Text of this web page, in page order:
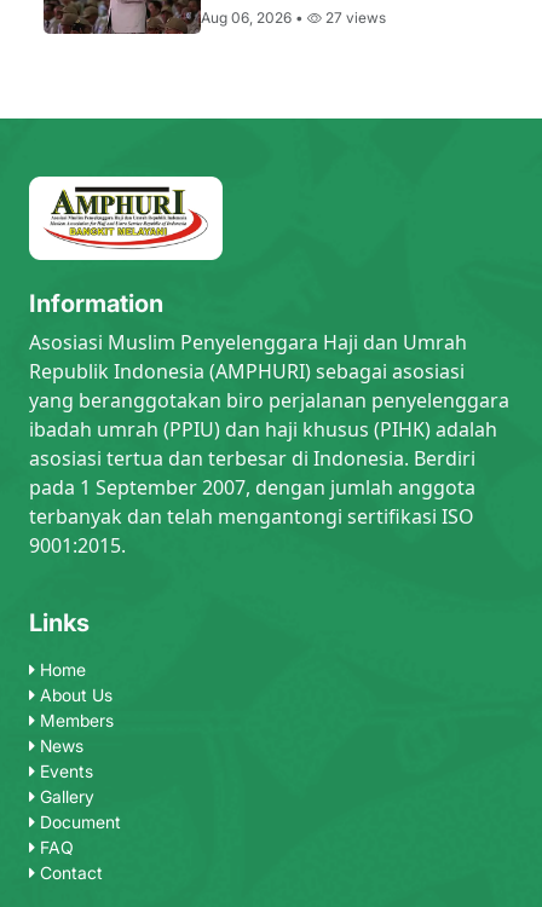
Aug 06, 2026 • 27 views
Information
Asosiasi Muslim Penyelenggara Haji dan Umrah
Republik Indonesia (AMPHURI) sebagai asosiasi
yang beranggotakan biro perjalanan penyelenggara
ibadah umrah (PPIU) dan haji khusus (PIHK) adalah
asosiasi tertua dan terbesar di Indonesia. Berdiri
pada 1 September 2007, dengan jumlah anggota
terbanyak dan telah mengantongi sertifikasi ISO
9001:2015.
Links
Home
About Us
Members
News
Events
Gallery
Document
FAQ
Contact